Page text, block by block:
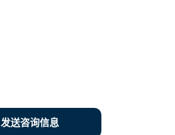
发送咨询信息